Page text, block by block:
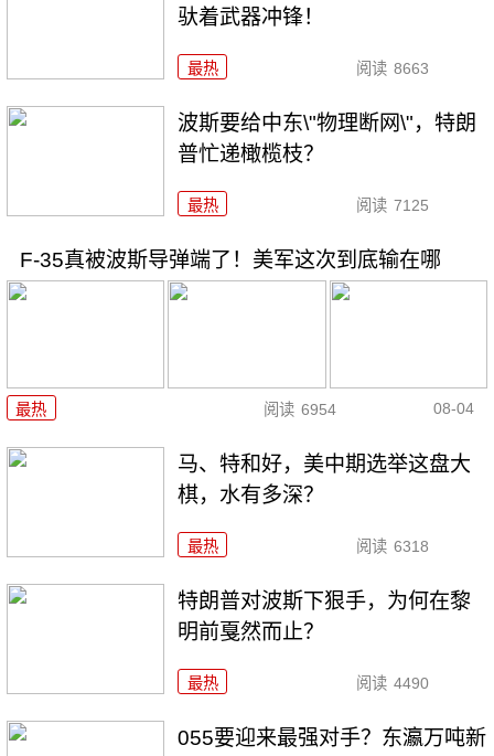
驮着武器冲锋！
最热 阅读 8663
波斯要给中东\"物理断网\"，特朗
普忙递橄榄枝？
最热 阅读 7125
F-35真被波斯导弹端了！美军这次到底输在哪
最热 阅读 6954 08-04
马、特和好，美中期选举这盘大
棋，水有多深？
最热 阅读 6318
特朗普对波斯下狠手，为何在黎
明前戛然而止？
最热 阅读 4490
055要迎来最强对手？东瀛万吨新